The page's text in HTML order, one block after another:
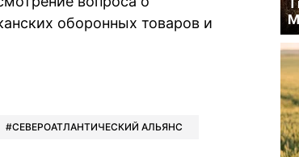
оборонных товаров и
СЕВЕРОАТЛАНТИЧЕСКИЙ АЛЬЯНС